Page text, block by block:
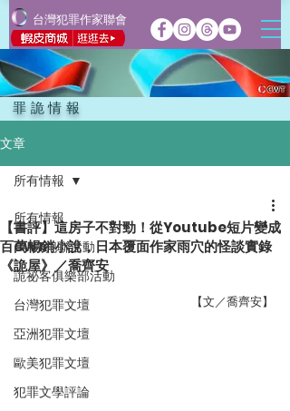
台灣犯罪作家聯會
罪詭情報
文章
所有情報
CWT犯聯活動
詭祕客俱樂部活動
台灣犯罪文壇
亞洲犯罪文壇
歐美犯罪文壇
犯罪文學評論
所有情報
【書評】這房子不對勁！從Youtube短片變成
百萬暢銷小說，日本覆面作家雨穴的怪談實錄
《詭屋》／喬齊安
【文／喬齊安】